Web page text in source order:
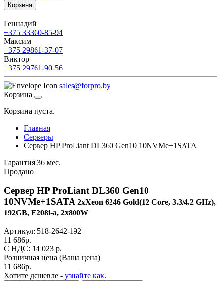
Корзина
Геннадий
+375 33360-85-94
Максим
+375 29861-37-07
Виктор
+375 29761-90-56
sales@forpro.by
Корзина
Корзина пуста.
Главная
Серверы
Сервер HP ProLiant DL360 Gen10 10NVMe+1SATA
Гарантия 36 мес.
Продано
Сервер HP ProLiant DL360 Gen10
10NVMe+1SATA 2xXeon 6246 Gold(12 Core, 3.3/4.2 GHz),
192GB, E208i-a, 2x800W
Артикул: 518-2642-192
11 686р.
C НДС: 14 023 р.
Розничная цена (Ваша цена)
11 686р.
Хотите дешевле - узнайте как.